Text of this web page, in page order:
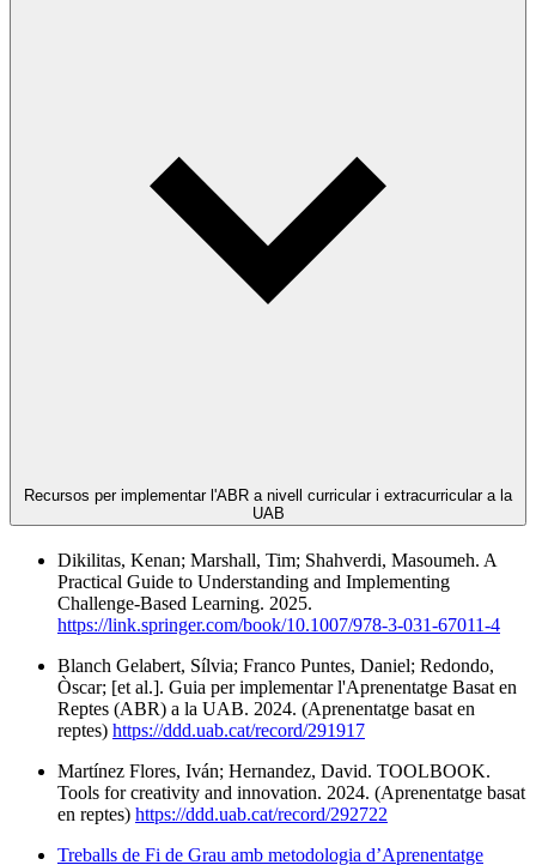
Recursos per implementar l'ABR a nivell curricular i extracurricular a la
UAB
Dikilitas, Kenan; Marshall, Tim; Shahverdi, Masoumeh. A
Practical Guide to Understanding and Implementing
Challenge-Based Learning. 2025.
https://link.springer.com/book/10.1007/978-3-031-67011-4
Blanch Gelabert, Sílvia; Franco Puntes, Daniel; Redondo,
Òscar; [et al.]. Guia per implementar l'Aprenentatge Basat en
Reptes (ABR) a la UAB. 2024. (Aprenentatge basat en
reptes) https://ddd.uab.cat/record/291917
Martínez Flores, Iván; Hernandez, David. TOOLBOOK.
Tools for creativity and innovation. 2024. (Aprenentatge basat
en reptes) https://ddd.uab.cat/record/292722
Treballs de Fi de Grau amb metodologia d’Aprenentatge